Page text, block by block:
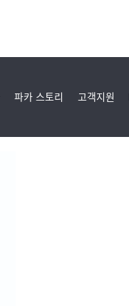
파카 스토리 고객지원